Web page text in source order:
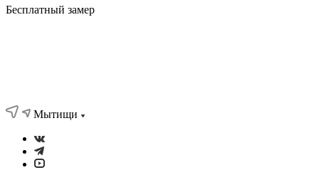
Бесплатный замер
Мытищи